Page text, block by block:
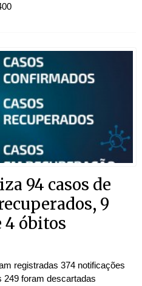
94 casos de
9
4 óbitos
registradas 374 notificações
249 foram descartadas